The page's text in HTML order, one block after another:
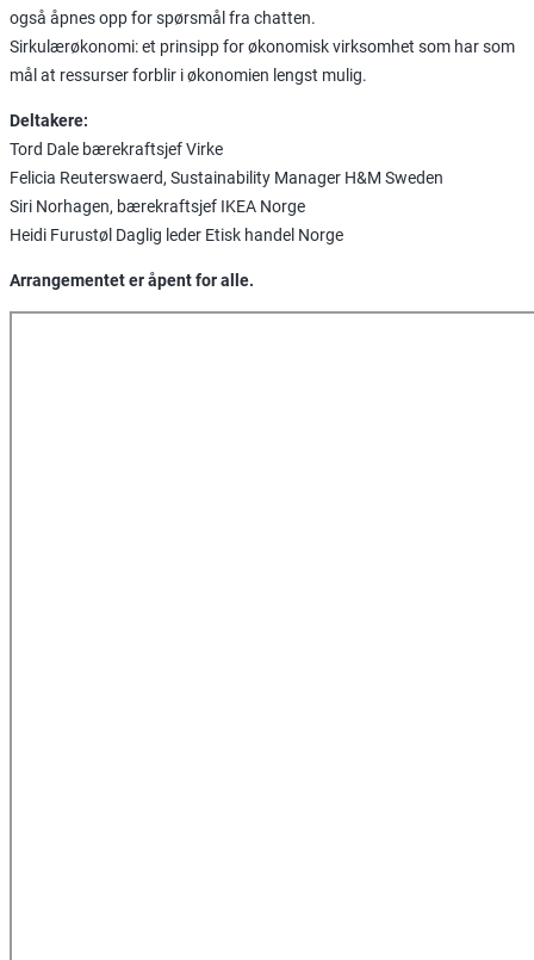
også åpnes opp for spørsmål fra chatten.
Sirkulærøkonomi: et prinsipp for økonomisk virksomhet som har som
mål at ressurser forblir i økonomien lengst mulig.
Deltakere:
Tord Dale bærekraftsjef Virke
Felicia Reuterswaerd, Sustainability Manager H&M Sweden
Siri Norhagen, bærekraftsjef IKEA Norge
Heidi Furustøl Daglig leder Etisk handel Norge
Arrangementet er åpent for alle.